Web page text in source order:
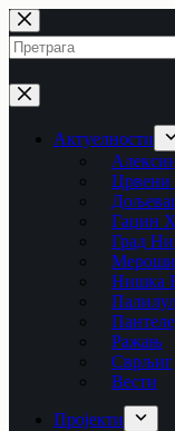
Skip
to
content
No
results
Актуелности
Црвени
Гаџин
Град
Нишка
Ражањ
Сврљиг
Вести
Пројекти